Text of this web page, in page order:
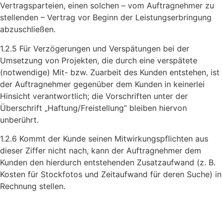
Vertragsparteien, einen solchen – vom Auftragnehmer zu
stellenden – Vertrag vor Beginn der Leistungserbringung
abzuschließen.
1.2.5 Für Verzögerungen und Verspätungen bei der
Umsetzung von Projekten, die durch eine verspätete
(notwendige) Mit- bzw. Zuarbeit des Kunden entstehen, ist
der Auftragnehmer gegenüber dem Kunden in keinerlei
Hinsicht verantwortlich; die Vorschriften unter der
Überschrift „Haftung/Freistellung“ bleiben hiervon
unberührt.
1.2.6 Kommt der Kunde seinen Mitwirkungspflichten aus
dieser Ziffer nicht nach, kann der Auftragnehmer dem
Kunden den hierdurch entstehenden Zusatzaufwand (z. B.
Kosten für Stockfotos und Zeitaufwand für deren Suche) in
Rechnung stellen.